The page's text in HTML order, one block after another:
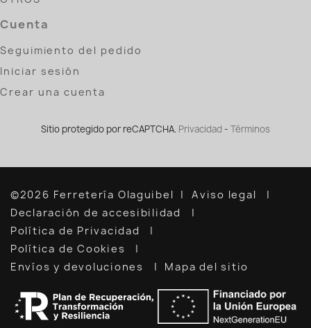
Cuenta
Seguimiento del pedido
Iniciar sesión
Crear una cuenta
Sitio protegido por reCAPTCHA. Privacidad - Términos
©2026 Ferretería Olaguibel
Aviso legal
Declaración de accesibilidad
Política de Privacidad
Política de Cookies
Envíos y devoluciones
Mapa del sitio